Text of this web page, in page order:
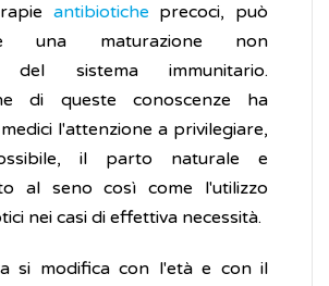
antibiotiche precoci, può
una maturazione non
del sistema immunitario.
di queste conoscenze ha
l'attenzione a privilegiare,
il parto naturale e
al seno così come l'utilizzo
nei casi di effettiva necessità.
si modifica con l'età e con il